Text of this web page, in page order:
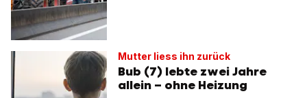
Mutter liess ihn zurück
Bub (7) lebte zwei Jahre
allein – ohne Heizung